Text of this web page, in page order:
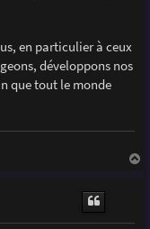
en particulier à ceux
développons nos
que tout le monde